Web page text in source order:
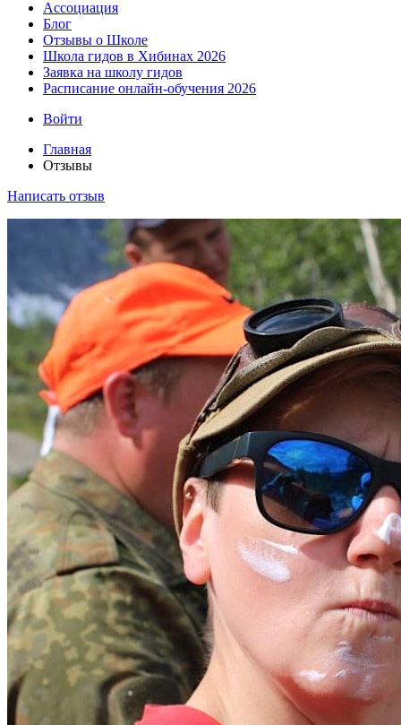
Ассоциация
Блог
Отзывы о Школе
Школа гидов в Хибинах 2026
Заявка на школу гидов
Расписание онлайн-обучения 2026
Войти
Главная
Отзывы
Написать отзыв